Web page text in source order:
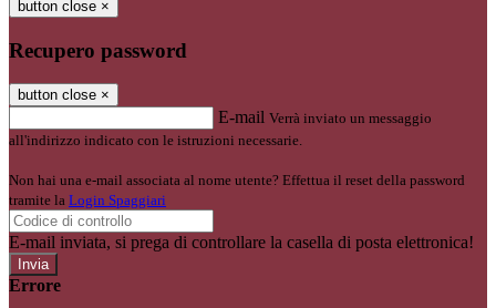
button close ×
Recupero password
button close ×
E-mail Verrà inviato un messaggio
all'indirizzo indicato con le istruzioni necessarie.
Non hai una e-mail associata al nome utente? Effettua il reset della password
tramite la Login Spaggiari
E-mail inviata, si prega di controllare la casella di posta elettronica!
Errore